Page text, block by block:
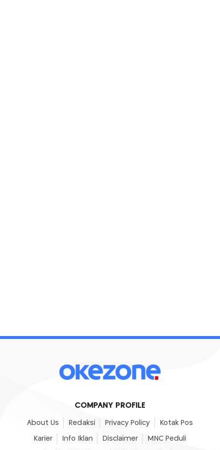
COMPANY PROFILE
About Us Redaksi Privacy Policy Kotak Pos
Karier Info Iklan Disclaimer MNC Peduli